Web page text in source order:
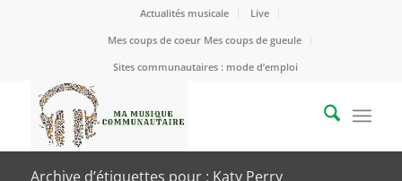
Actualités musicale
Live
Mes coups de coeur Mes coups de gueule
Sites communautaires : mode d’emploi
Archive d’étiquettes pour : Katy Perry